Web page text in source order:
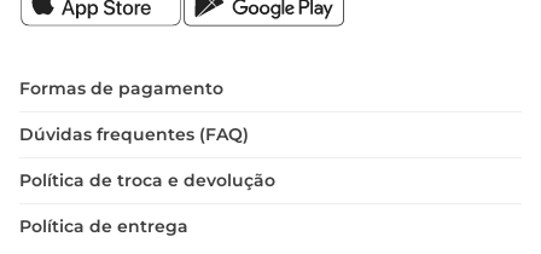
Formas de pagamento
Dúvidas frequentes (FAQ)
Política de troca e devolução
Política de entrega